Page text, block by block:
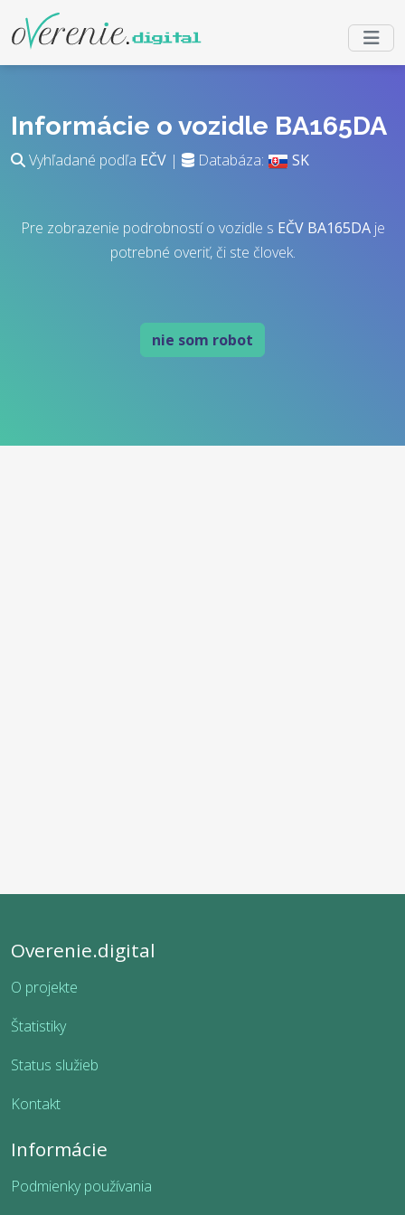
Informácie o vozidle BA165DA
Vyhľadané podľa EČV | Databáza: SK
Pre zobrazenie podrobností o vozidle s EČV BA165DAje
potrebné overiť, či ste človek.
nie som robot
Overenie.digital
O projekte
Štatistiky
Status služieb
Kontakt
Informácie
Podmienky používania